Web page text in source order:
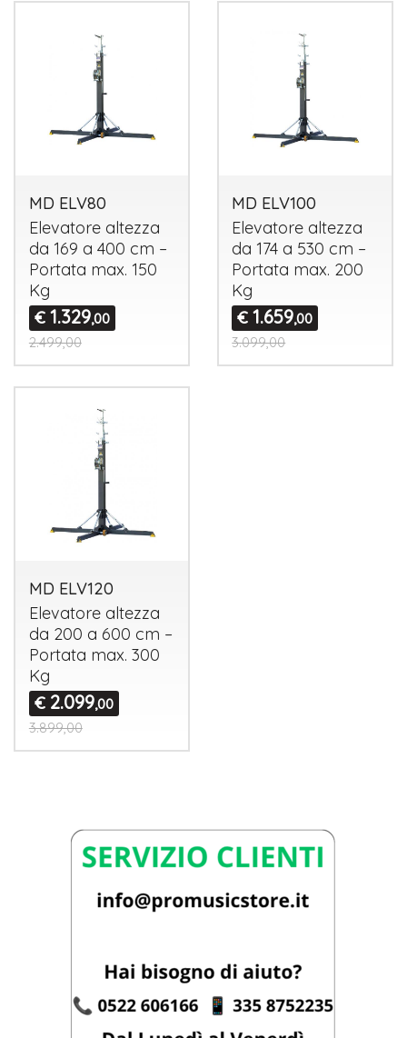
MD ELV80
Elevatore altezza
da 169 a 400 cm –
Portata max. 150
Kg
€ 1.329,00
2.499,00
MD ELV100
Elevatore altezza
da 174 a 530 cm –
Portata max. 200
Kg
€ 1.659,00
3.099,00
MD ELV120
Elevatore altezza
da 200 a 600 cm –
Portata max. 300
Kg
€ 2.099,00
3.899,00